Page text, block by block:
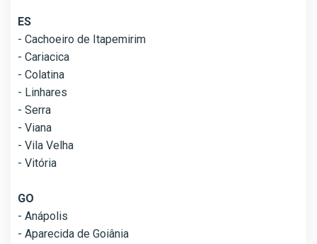
ES
- Cachoeiro de Itapemirim
- Cariacica
- Colatina
- Linhares
- Serra
- Viana
- Vila Velha
- Vitória
GO
- Anápolis
- Aparecida de Goiânia